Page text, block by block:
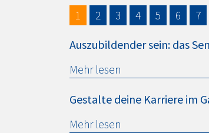
1 2 3 4 5 6 7
Auszubildender sein: das
Mehr lesen
Gestalte deine Karriere im
Mehr lesen